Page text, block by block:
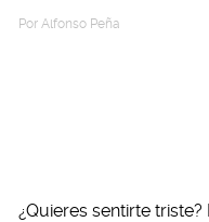
Por Alfonso Peña
¿Quieres sentirte